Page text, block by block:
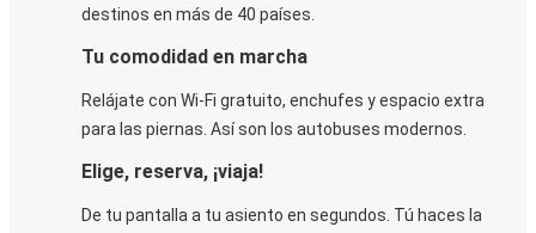
destinos en más de 40 países.
Tu comodidad en marcha
Relájate con Wi-Fi gratuito, enchufes y espacio extra
para las piernas. Así son los autobuses modernos.
Elige, reserva, ¡viaja!
De tu pantalla a tu asiento en segundos. Tú haces la